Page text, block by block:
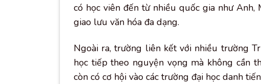
có học viên đến từ nhiều quốc gia như Anh,
giao lưu văn hóa đa dạng.
Ngoài ra, trường liên kết với nhiều trường
học tiếp theo nguyện vọng mà không cần
còn có cơ hội vào các trường đại học danh